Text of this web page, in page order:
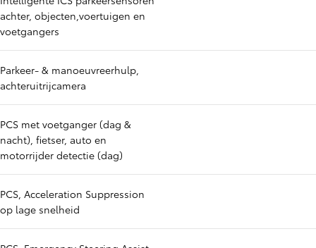
achter, objecten,voertuigen en
voetgangers
Parkeer- & manoeuvreerhulp,
achteruitrijcamera
PCS met voetganger (dag &
nacht), fietser, auto en
motorrijder detectie (dag)
PCS, Acceleration Suppression
op lage snelheid